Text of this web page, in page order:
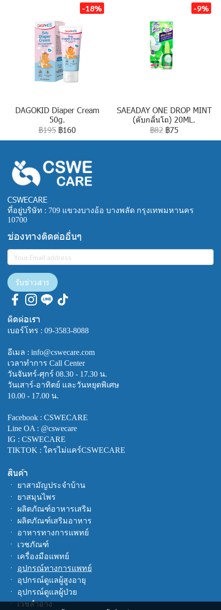
-18%
DAGOKID Diaper Cream
50g.
฿195 ฿160
-9%
SAEADAY ONE DROP MINT
(ดับกลิ่นโถ) 20ML.
฿82 ฿75
CSWECARE
ที่อยู่บริษัท : 709 แขวงบางอ้อ บางพลัด กรุงเทพมหานคร
10700
ช่องทางติดต่ออื่นๆ
รับข่าวสาร
ติดต่อเรา
เบอร์โทร : 09-3583-8088
อีเมล : info@cswecare.com
เวลาทำการ Call Center
วันจันทร์-ศุกร์ 08.30 - 17.30 น.
วันเสาร์-อาทิตย์ และวันหยุดพิเศษ
10.00 - 17.00 น.
Facebook : CSWECARE
Line OA : @cswecare
IG : CSWECARE
TIKTOK : ใครไม่แคร์CSWECARE
สินค้า
ㆍ ยาสามัญประจำบ้าน
ㆍ ยาสมุนไพร
ㆍ ผลิตภัณฑ์อาหารเสริม
ㆍ ผลิตภัณฑ์เสริมอาหาร
ㆍ อาหารทางการแพทย์
ㆍ เวชภัณฑ์
ㆍ เครื่องมือแพทย์
ㆍ อุปกรณ์ทางการแพทย์
ㆍ อุปกรณ์ดูแลผู้สูงอายุ
ㆍ อุปกรณ์ดูแลผู้ป่วย
ㆍเวชสำอาง